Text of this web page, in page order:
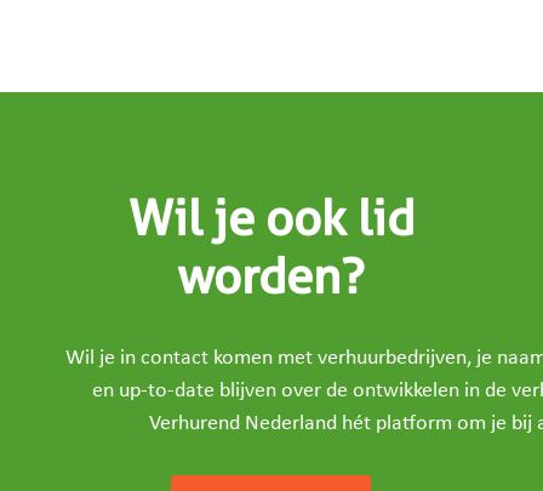
Wil je ook lid
worden?
Wil je in contact komen met verhuurbedrijven, je
en up-to-date blijven over de ontwikkelen in de
Verhurend Nederland hét platform om je bij